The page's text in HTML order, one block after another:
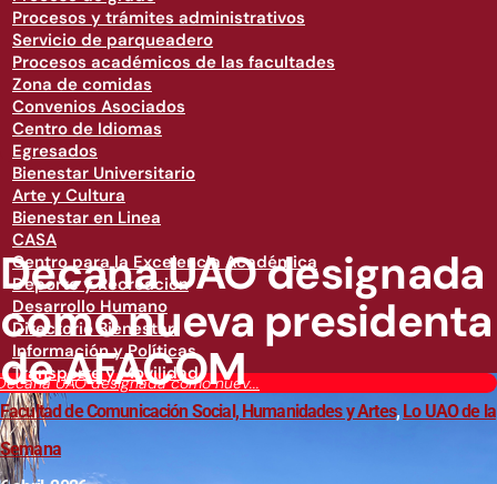
Procesos y trámites administrativos
Servicio de parqueadero
Procesos académicos de las facultades
Zona de comidas
Convenios Asociados
Centro de Idiomas
Egresados
Bienestar Universitario
Arte y Cultura
Bienestar en Linea
CASA
Centro para la Excelencia Académica
Deporte y Recreación
Desarrollo Humano
Directorio Bienestar
Información y Políticas
Transporte y Movilidad
UAO designada como nuev...
Decana UAO designada
como nueva presidenta
de AFACOM
Facultad de Comunicación Social, Humanidades y Artes, Lo UAO de la
Semana